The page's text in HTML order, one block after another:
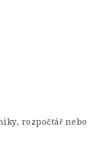
rozpočtář nebo